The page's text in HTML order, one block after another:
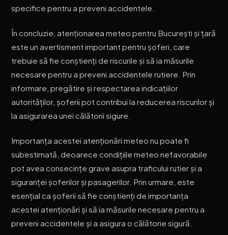
specifice pentru a preveni accidentele.
În concluzie, atenționarea meteo pentru București și țară
este un avertisment important pentru șoferi, care
trebuie să fie conștienți de riscurile și să ia măsurile
necesare pentru a preveni accidentele rutiere. Prin
informare, pregătire și respectarea indicațiilor
autorităților, șoferii pot contribui la reducerea riscurilor și
la asigurarea unei călătorii sigure.
Importanța acestei atenționări meteo nu poate fi
subestimată, deoarece condițiile meteo nefavorabile
pot avea consecințe grave asupra traficului rutier și a
siguranței șoferilor și pasagerilor. Prin urmare, este
esențial ca șoferii să fie conștienți de importanța
acestei atenționări și să ia măsurile necesare pentru a
preveni accidentele și a asigura o călătorie sigură.